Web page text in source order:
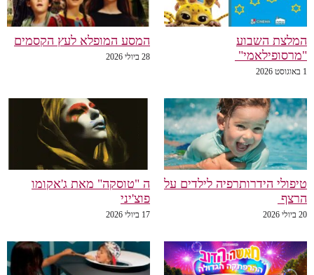
המלצת השבוע
"מרסופילאמי"
1 באוגוסט 2026
המסע המופלא לעץ הקסמים
28 ביולי 2026
טיפולי הידרותרפיה לילדים על
הרצף
20 ביולי 2026
ה "טוסקה" מאת ג'אקומו
פוצ'יני
17 ביולי 2026